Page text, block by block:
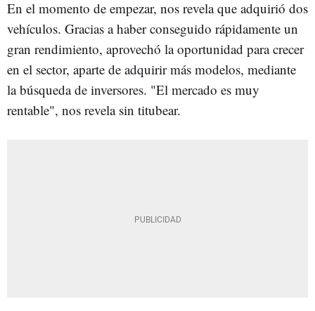
En el momento de empezar, nos revela que adquirió dos
vehículos. Gracias a haber conseguido rápidamente un
gran rendimiento, aprovechó la oportunidad para crecer
en el sector, aparte de adquirir más modelos, mediante
la búsqueda de inversores. "El mercado es muy
rentable", nos revela sin titubear.